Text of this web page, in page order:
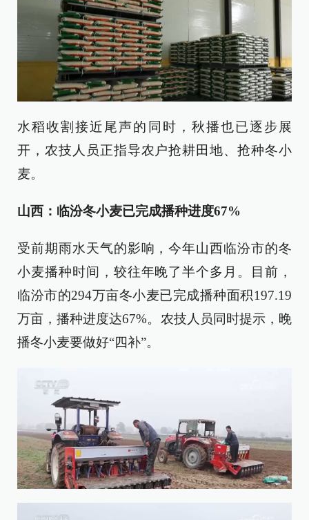
水稻收割接近尾声的同时，秋播也已逐步展
开，农技人员正指导农户抢耕田地、抢种冬小
麦。
山西：临汾冬小麦已完成播种进度67%
受前期雨水天气的影响，今年山西临汾市的冬
小麦播种时间，较往年晚了半个多月。目前，
临汾市的294万亩冬小麦已完成播种面积197.19
万亩，播种进度达67%。农技人员同时提示，晚
播冬小麦要做好“四补”。